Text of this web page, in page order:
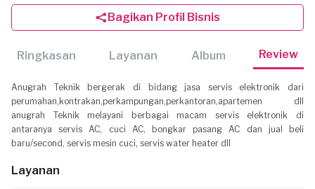
Bagikan Profil Bisnis
Ringkasan Layanan Album Review
Anugrah Teknik bergerak di bidang jasa servis elektronik dari
perumahan,kontrakan,perkampungan,perkantoran,apartemen dll
anugrah Teknik melayani berbagai macam servis elektronik di
antaranya servis AC, cuci AC, bongkar pasang AC dan jual beli
baru/second, servis mesin cuci, servis water heater dll
Layanan